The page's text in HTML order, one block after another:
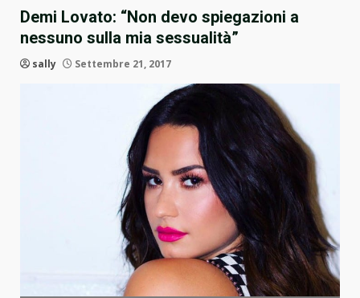
Demi Lovato: “Non devo spiegazioni a
nessuno sulla mia sessualità”
sally Settembre 21, 2017